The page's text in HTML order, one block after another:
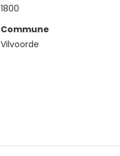
1800
Commune
Vilvoorde